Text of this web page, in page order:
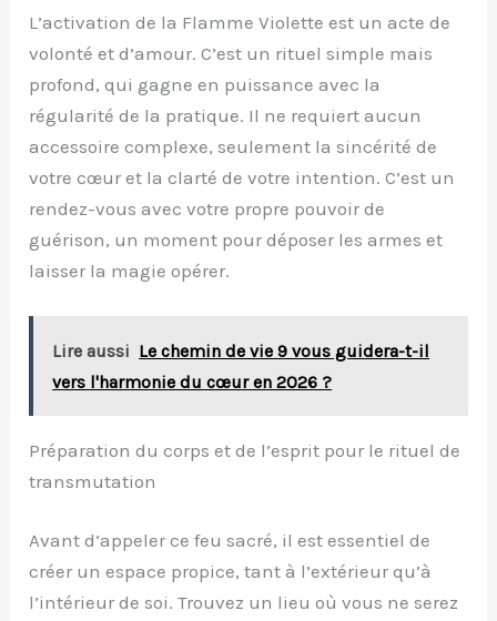
L’activation de la Flamme Violette est un acte de
volonté et d’amour. C’est un rituel simple mais
profond, qui gagne en puissance avec la
régularité de la pratique. Il ne requiert aucun
accessoire complexe, seulement la sincérité de
votre cœur et la clarté de votre intention. C’est un
rendez-vous avec votre propre pouvoir de
guérison, un moment pour déposer les armes et
laisser la magie opérer.
Lire aussi Le chemin de vie 9 vous guidera-t-il
vers l'harmonie du cœur en 2026 ?
Préparation du corps et de l’esprit pour le rituel de
transmutation
Avant d’appeler ce feu sacré, il est essentiel de
créer un espace propice, tant à l’extérieur qu’à
l’intérieur de soi. Trouvez un lieu où vous ne serez